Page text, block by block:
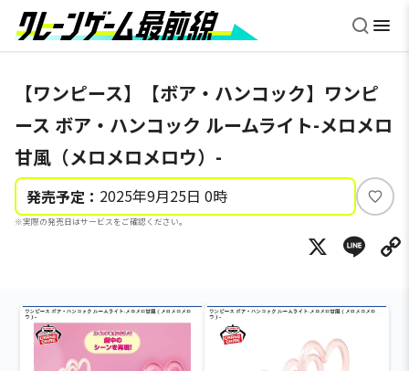
【ワンピース】【ボア・ハンコック】ワンピ
ース ボア・ハンコック ルームライト-メロメロ
甘風（メロメロメロウ）-
発売予定： 2025年9月25日 0時
※実際の発売日はサービスをご確認ください。
い
ね
X